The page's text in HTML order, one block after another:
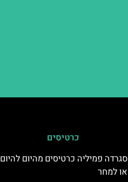
כרטיסים
סגרדה פמיליה כרטיסים מהיום להיום
או למחר